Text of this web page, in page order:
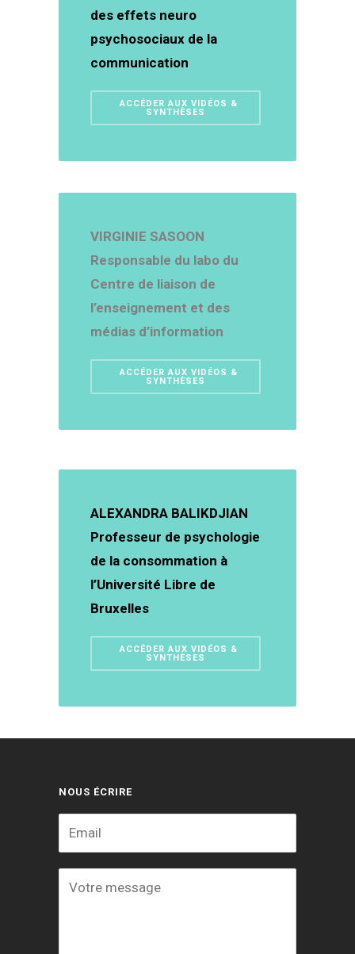
des effets neuro
psychosociaux de la
communication
ACCÉDER AUX VIDÉOS &
SYNTHÈSES
VIRGINIE SASOON
Responsable du labo du
Centre de liaison de
l’enseignement et des
médias d’information
ACCÉDER AUX VIDÉOS &
SYNTHÈSES
ALEXANDRA BALIKDJIAN
Professeur de psychologie
de la consommation à
l’Université Libre de
Bruxelles
ACCÉDER AUX VIDÉOS &
SYNTHÈSES
NOUS ÉCRIRE